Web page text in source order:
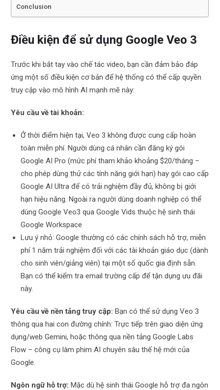
Conclusion
Điều kiện để sử dụng Google Veo 3
Trước khi bắt tay vào chế tác video, bạn cần đảm bảo đáp
ứng một số điều kiện cơ bản để hệ thống có thể cấp quyền
truy cập vào mô hình AI mạnh mẽ này:
Yêu cầu về tài khoản:
Ở thời điểm hiện tại, Veo 3 không được cung cấp hoàn
toàn miễn phí. Người dùng cá nhân cần đăng ký gói
Google AI Pro (mức phí tham khảo khoảng $20/tháng –
cho phép dùng thử các tính năng giới hạn) hay gói cao cấp
Google AI Ultra để có trải nghiệm đầy đủ, không bị giới
hạn hiệu năng. Ngoài ra người dùng doanh nghiệp có thể
dùng Google Veo3 qua Google Vids thuộc hệ sinh thái
Google Workspace
Lưu ý nhỏ: Google thường có các chính sách hỗ trợ, miễn
phí 1 năm trải nghiệm đối với các tài khoản giáo dục (dành
cho sinh viên/giảng viên) tại một số quốc gia định sẵn.
Bạn có thể kiểm tra email trường cấp để tận dụng ưu đãi
này.
Yêu cầu về nền tảng truy cập:Bạn có thể sử dụng Veo 3
thông qua hai con đường chính: Trực tiếp trên giao diện ứng
dụng/web Gemini, hoặc thông qua nền tảng Google Labs
Flow – công cụ làm phim AI chuyên sâu thế hệ mới của
Google.
Ngôn ngữ hỗ trợ: Mặc dù hệ sinh thái Google hỗ trợ đa ngôn